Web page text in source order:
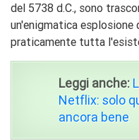
del 5738 d.C., sono
un'enigmatica
praticamente tutta
Leggi anche:
Netflix: solo
ancora bene